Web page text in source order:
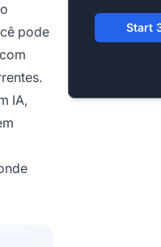
pode
IA,
Start